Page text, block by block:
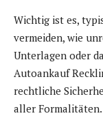
Wichtig ist es,
vermeiden, wie
Unterlagen oder
Autoankauf
rechtliche
aller Formalitäten.